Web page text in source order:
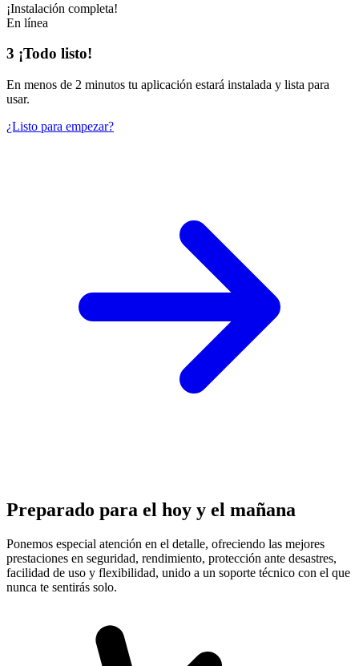
¡Instalación completa!
En línea
3 ¡Todo listo!
En menos de 2 minutos tu aplicación estará instalada y lista para
usar.
¿Listo para empezar?
Preparado para el hoy y el mañana
Ponemos especial atención en el detalle, ofreciendo las mejores
prestaciones en seguridad, rendimiento, protección ante desastres,
facilidad de uso y flexibilidad, unido a un soporte técnico con el que
nunca te sentirás solo.